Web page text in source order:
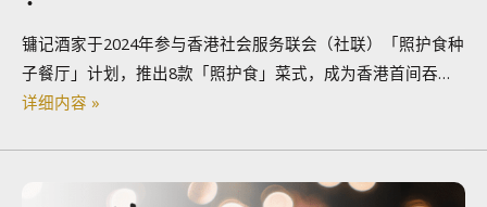
镛记酒家于2024年参与香港社会服务联会（社联）「照护食种
子餐厅」计划，推出8款「照护食」菜式，成为香港首间吞…
详细内容 »